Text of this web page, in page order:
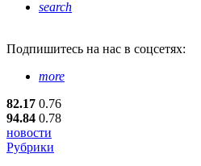
search
Подпишитесь на нас в соцсетях:
more
82.17 0.76
94.84 0.78
новости
Рубрики